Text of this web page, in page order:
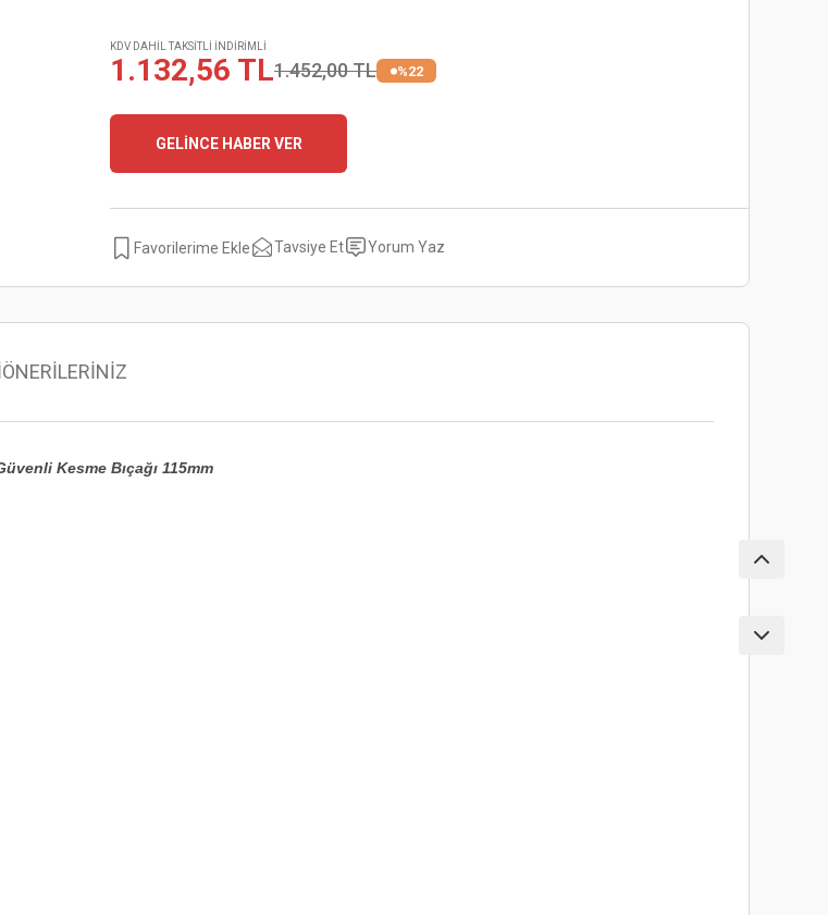
KDV DAHİL TAKSİTLİ İNDİRİMLİ
1.132,56 TL1.452,00 TL %22
GELİNCE HABER VER
Tavsiye Et Yorum Yaz
ÖNERİLERİNİZ
Kesme Bıçağı 115mm